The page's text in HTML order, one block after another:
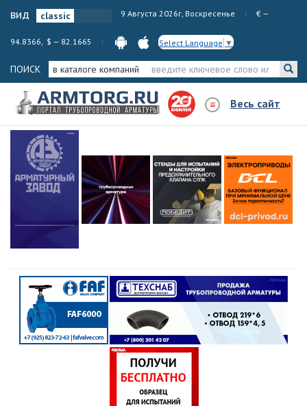
вид 9 Августа 2026г, Воскресенье € —
94.8366, $ — 82.1665 Select Language ▼
ПОИСК в каталоге компаний
Весь сайт